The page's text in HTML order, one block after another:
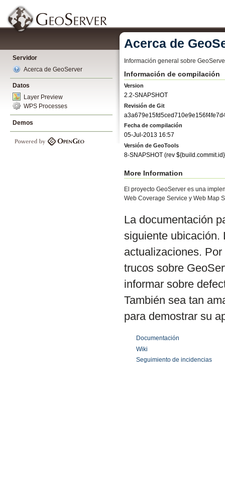
Servidor
Acerca de GeoServer
Datos
Layer Preview
WPS Processes
Demos
Acerca de
Información general sobre
Información de compilación
Version
2.2-SNAPSHOT
Revisión de Git
Fecha de compilación
05-Jul-2013 16:57
Versión de GeoTools
8-SNAPSHOT (rev ${build.commit.id}
More Information
El proyecto GeoServer es una
Web Coverage Service y Web Map
La documentación
siguiente ubicación.
actualizaciones.
trucos sobre
informar sobre
También sea tan
para demostrar su
Documentación
Wiki
Seguimiento de incidencias